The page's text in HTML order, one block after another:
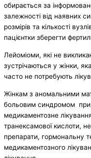
обирається за
залежності від наявних
розмірів та кількості
пацієнтки зберегти
Лейоміоми, які не
зустрічаються у жінки,
часто не потребують
Жінкам з аномальними
больовим синдромом
медикаментозне
транексамової кислоти,
препарати, гормональну
медикаментозного